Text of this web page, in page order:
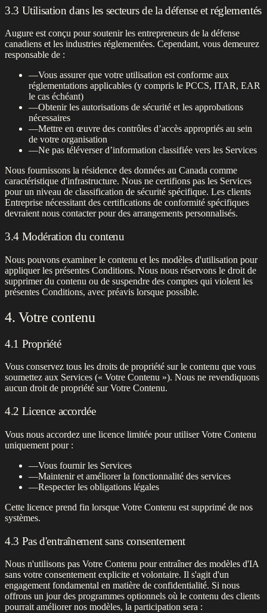
3.3 Utilisation dans les secteurs de la défense et réglementés
Augure est conçu pour soutenir les entrepreneurs de la défense
canadiens et les industries réglementées. Cependant, vous demeurez
responsable de :
—Vous assurer que votre utilisation est conforme aux
réglementations applicables (y compris le PCCS, ITAR, EAR
le cas échéant)
—Obtenir les autorisations de sécurité et les approbations
nécessaires
—Mettre en œuvre des contrôles d’accès appropriés au sein
de votre organisation
—Ne pas téléverser d’information classifiée vers les Services
Nous fournissons la résidence des données au Canada comme
caractéristique d'infrastructure. Nous ne certifions pas les Services
pour un niveau de classification de sécurité spécifique. Les clients
Entreprise nécessitant des certifications de conformité spécifiques
devraient nous contacter pour des arrangements personnalisés.
3.4 Modération du contenu
Nous pouvons examiner le contenu et les modèles d'utilisation pour
appliquer les présentes Conditions. Nous nous réservons le droit de
supprimer du contenu ou de suspendre des comptes qui violent les
présentes Conditions, avec préavis lorsque possible.
4. Votre contenu
4.1 Propriété
Vous conservez tous les droits de propriété sur le contenu que vous
soumettez aux Services (« Votre Contenu »). Nous ne revendiquons
aucun droit de propriété sur Votre Contenu.
4.2 Licence accordée
Vous nous accordez une licence limitée pour utiliser Votre Contenu
uniquement pour :
—Vous fournir les Services
—Maintenir et améliorer la fonctionnalité des services
—Respecter les obligations légales
Cette licence prend fin lorsque Votre Contenu est supprimé de nos
systèmes.
4.3 Pas d'entraînement sans consentement
Nous n'utilisons pas Votre Contenu pour entraîner des modèles d'IA
sans votre consentement explicite et volontaire. Il s'agit d'un
engagement fondamental en matière de confidentialité. Si nous
offrons un jour des programmes optionnels où le contenu des clients
pourrait améliorer nos modèles, la participation sera :